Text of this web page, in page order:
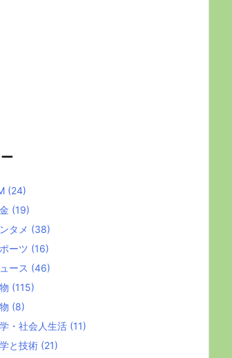
(24)
(19)
タメ (38)
ーツ (16)
ース (46)
(115)
(8)
・社会人生活 (11)
と技術 (21)